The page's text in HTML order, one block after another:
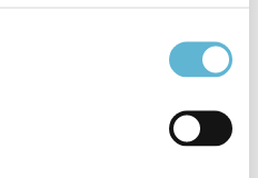
Välkommen att
kontakta